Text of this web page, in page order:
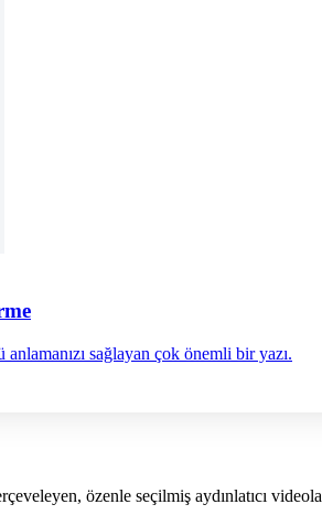
sağlayan çok önemli bir yazı.
özenle seçilmiş aydınlatıcı